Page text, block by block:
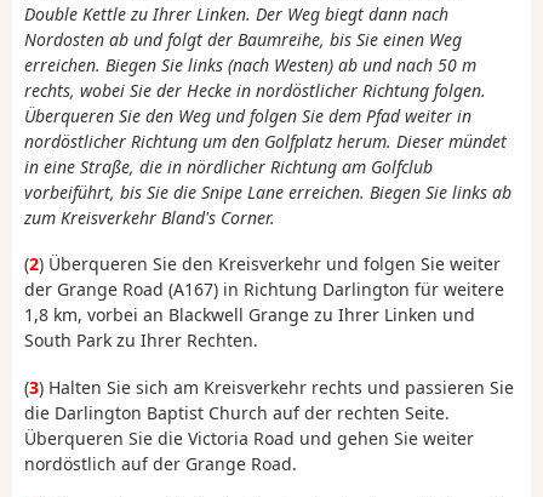
Double Kettle zu Ihrer Linken. Der Weg biegt dann nach
Nordosten ab und folgt der Baumreihe, bis Sie einen Weg
erreichen. Biegen Sie links (nach Westen) ab und nach 50 m
rechts, wobei Sie der Hecke in nordöstlicher Richtung folgen.
Überqueren Sie den Weg und folgen Sie dem Pfad weiter in
nordöstlicher Richtung um den Golfplatz herum. Dieser mündet
in eine Straße, die in nördlicher Richtung am Golfclub
vorbeiführt, bis Sie die Snipe Lane erreichen. Biegen Sie links ab
zum Kreisverkehr Bland's Corner.
(2) Überqueren Sie den Kreisverkehr und folgen Sie weiter
der Grange Road (A167) in Richtung Darlington für weitere
1,8 km, vorbei an Blackwell Grange zu Ihrer Linken und
South Park zu Ihrer Rechten.
(3) Halten Sie sich am Kreisverkehr rechts und passieren Sie
die Darlington Baptist Church auf der rechten Seite.
Überqueren Sie die Victoria Road und gehen Sie weiter
nordöstlich auf der Grange Road.